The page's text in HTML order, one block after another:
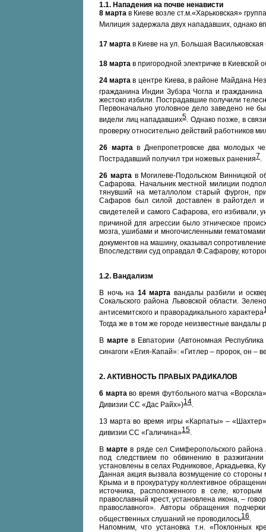
1.1. Нападения на почве ненависти
8 марта в Киеве возле ст.м.«Харьковская»
Милиция задержала двух нападавших, однако
17 марта в Киеве на ул. Большая
18 марта в пригородной электричке в
24 марта в центре Киева, в районе Майдана
гражданина Индии Зубэра Чогла и
жестоко избили. Пострадавшие получили
Первоначально уголовное дело заведено не
видели лиц нападавших5. Однако позже, в
проверку относительно действий работников
26 мартав Днепропетровске два молодых
Пострадавший получил три ножевых ранения7.
26 марта в Могилеве-Подольском Винницкой
Сафарова. Начальник местной милиции
тянувший на металлолом старый фургон,
Сафаров был силой доставлен в райотдел
свидетелей и самого Сафарова, его избивали,
причиной для агрессии было этническое
мозга, ушибами и многочисленными
документов на машину, оказывал
Впоследствии суд оправдал Ф.Сафарову,
1.2. Вандализм
В ночь на 14 марта вандалы разбили и
Сокальского района Львовской области.
антисемитского и праворадикального характера
Тогда же в том же городе неизвестные вандалы
Вмартев Евпатории (Автономная
синагоги «Егия-Капай»: «Гитлер – пророк, он –
2. АКТИВНОСТЬ ПРАВЫХ РАДИКАЛОВ
6 мартаво время футбольного матча
Дивизии СС «Дас Райх»)14.
13 марта во время игры «Карпаты» –
дивизии СС «Галичина»15.
Вмартев ряде сел Симферопольского
под следствием по обвинению в
установлены в селах Родниковое, Аркадьевка,
Данная акция вызвала возмущение со стороны
Крыма и в прокуратуру коллективное
источника, расположенного в селе,
православный крест, установлена икона, –
православного». Авторы обращения
общественных слушаний не проводилось16.
Напомним, что установка т.н. «Поклонных